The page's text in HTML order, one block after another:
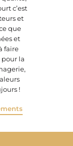
c’est
et
que
et
faire
pour la
!